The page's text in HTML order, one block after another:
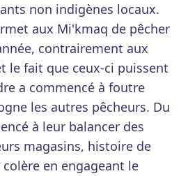
non indigènes locaux.
aux Mi'kmaq de pêcher
contrairement aux
le fait que ceux-ci puissent
a commencé à foutre
les autres pêcheurs. Du
à leur balancer des
magasins, histoire de
en engageant le